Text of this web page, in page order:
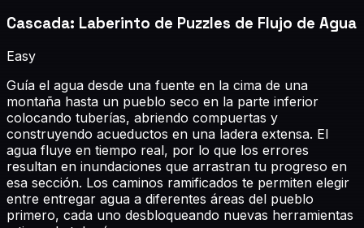
Cascada: Laberinto de Puzzles de Flujo de Agua
Easy
Guía el agua desde una fuente en la cima de una
montaña hasta un pueblo seco en la parte inferior
colocando tuberías, abriendo compuertas y
construyendo acueductos en una ladera extensa. El
agua fluye en tiempo real, por lo que los errores
resultan en inundaciones que arrastran tu progreso en
esa sección. Los caminos ramificados te permiten elegir
entre entregar agua a diferentes áreas del pueblo
primero, cada uno desbloqueando nuevas herramientas